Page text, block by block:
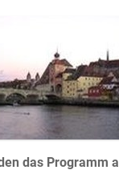
das Programm